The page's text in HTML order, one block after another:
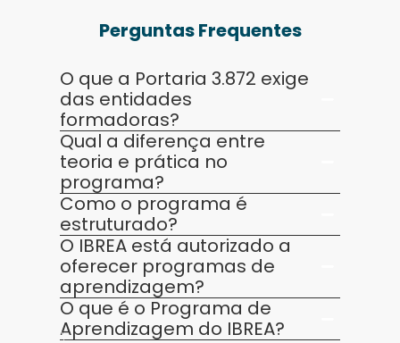
Perguntas Frequentes
O que a Portaria 3.872 exige
das entidades
formadoras?
Qual a diferença entre
teoria e prática no
programa?
Como o programa é
estruturado?
O IBREA está autorizado a
oferecer programas de
aprendizagem?
O que é o Programa de
Aprendizagem do IBREA?